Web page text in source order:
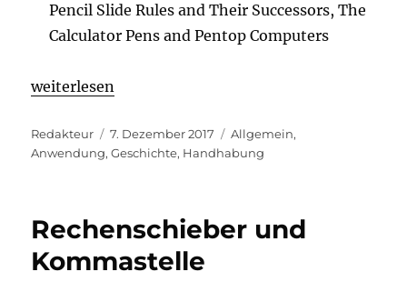
Pencil Slide Rules and Their Successors, The
Calculator Pens and Pentop Computers
weiterlesen
Autor
Redakteur
Veröffentlicht
am
7. Dezember 2017 Kategorien
Allgemein,
Anwendung,Geschichte, Handhabung
Rechenschieber und
Kommastelle